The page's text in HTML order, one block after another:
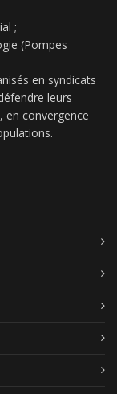
;
(Pompes
en syndicats
leurs
en convergence